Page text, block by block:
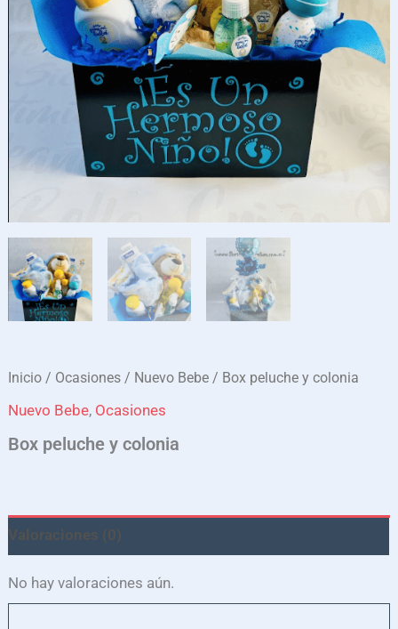
Inicio / Ocasiones / Nuevo Bebe / Box peluche y colonia
Nuevo Bebe, Ocasiones
Box peluche y colonia
Valoraciones (0)
No hay valoraciones aún.